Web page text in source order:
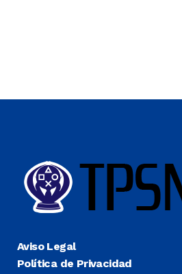
Aviso Legal
Política de Privacidad